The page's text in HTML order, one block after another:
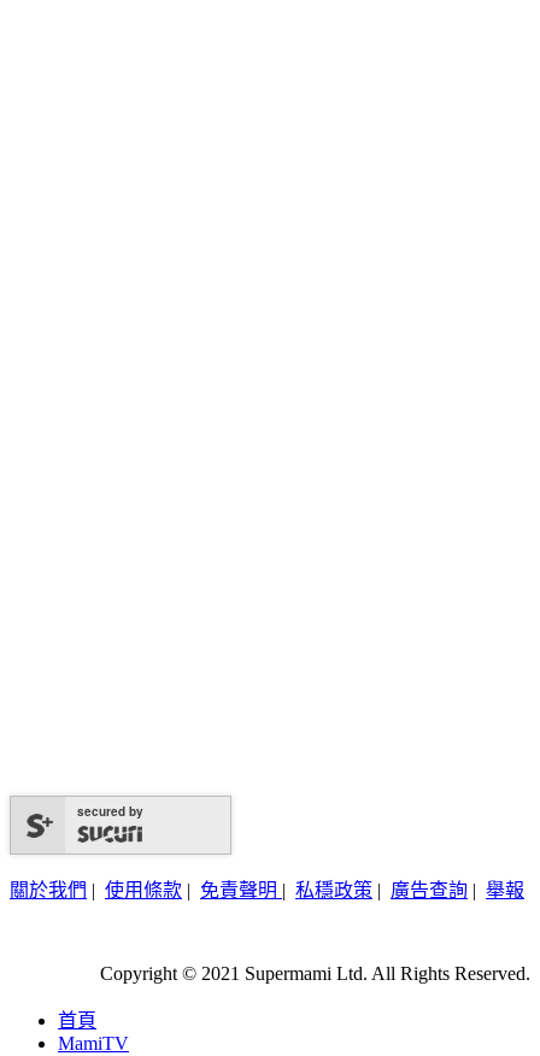
secured by
關於我們 | 使用條款 | 免責聲明 | 私穩政策 | 廣告查詢 | 舉報
Copyright © 2021 Supermami Ltd. All Rights Reserved.
首頁
MamiTV